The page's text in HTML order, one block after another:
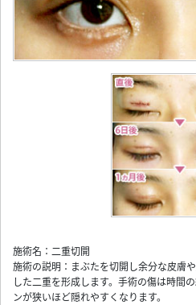
施術名：二重切開
施術の説明：まぶたを切開し余分な皮膚
した二重を形成します。手術の傷は時間
ンが狭いほど隠れやすくなります。